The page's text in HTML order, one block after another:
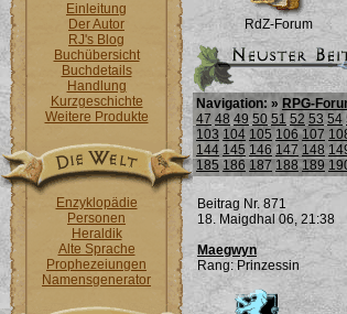
Einleitung
Der Autor
RJ's Blog
Buchübersicht
Buchdetails
Handlung
Kurzgeschichte
Weitere Produkte
Enzyklopädie
Personen
Heraldik
Alte Sprache
Prophezeiungen
Namensgenerator
RdZ-Forum
Navigation: » RPG-
47 48 49 50 51 52 53 54
103 104 105 106 107
144 145 146 147 148
185 186 187 188 189
Beitrag Nr. 871
18. Maigdhal 06, 21:38
Maegwyn
Rang: Prinzessin